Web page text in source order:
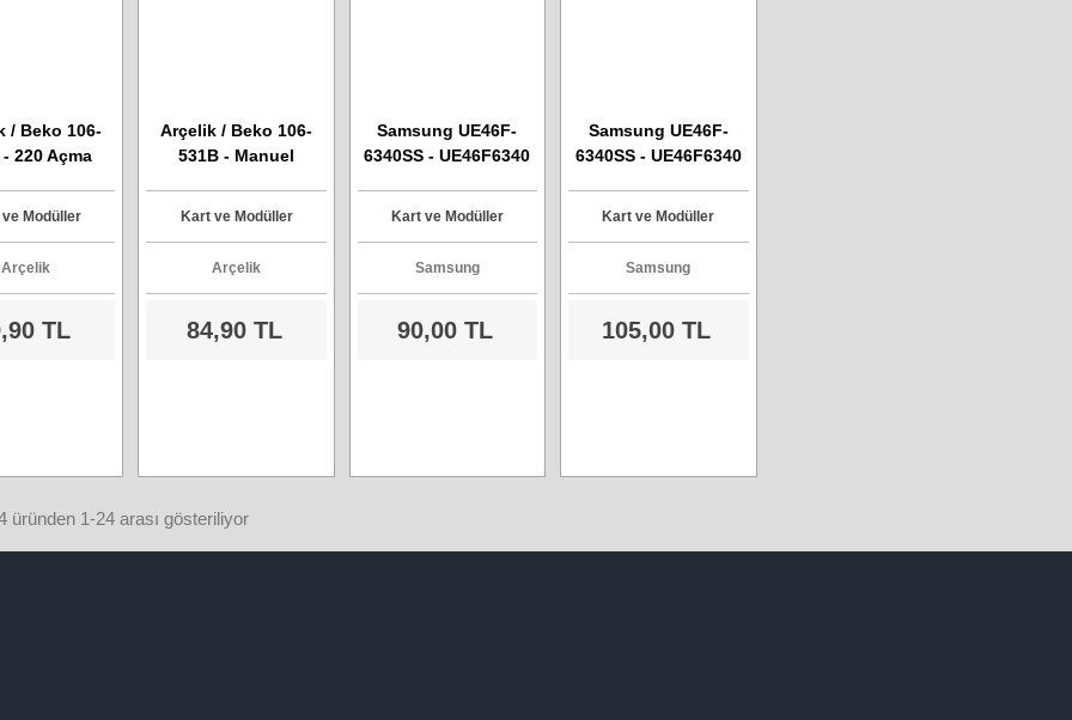
/ Beko 106-
220 Açma
ve Modüller
Arçelik
TL
Arçelik / Beko 106-
531B - Manuel
Kart ve Modüller
Arçelik
84,90 TL
Samsung UE46F-
6340SS - UE46F6340
Kart ve Modüller
Samsung
90,00 TL
Samsung UE46F-
6340SS - UE46F6340
Kart ve Modüller
Samsung
105,00 TL
üründen 1-24 arası gösteriliyor